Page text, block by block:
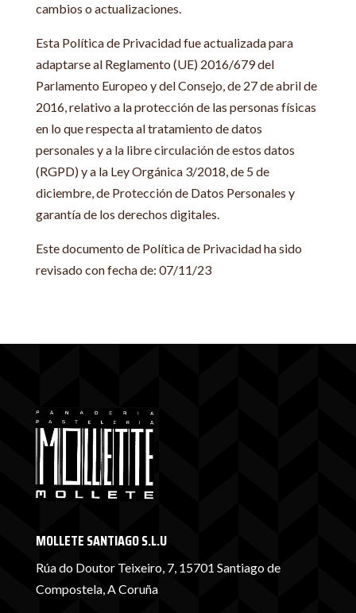
cambios o actualizaciones.
Esta Política de Privacidad fue actualizada para
adaptarse al Reglamento (UE) 2016/679 del
Parlamento Europeo y del Consejo, de 27 de abril de
2016, relativo a la protección de las personas físicas
en lo que respecta al tratamiento de datos
personales y a la libre circulación de estos datos
(RGPD) y a la Ley Orgánica 3/2018, de 5 de
diciembre, de Protección de Datos Personales y
garantía de los derechos digitales.
Este documento de Política de Privacidad ha sido
revisado con fecha de: 07/11/23
MOLLETE SANTIAGO S.L.U
Rúa do Doutor Teixeiro, 7, 15701 Santiago de
Compostela, A Coruña